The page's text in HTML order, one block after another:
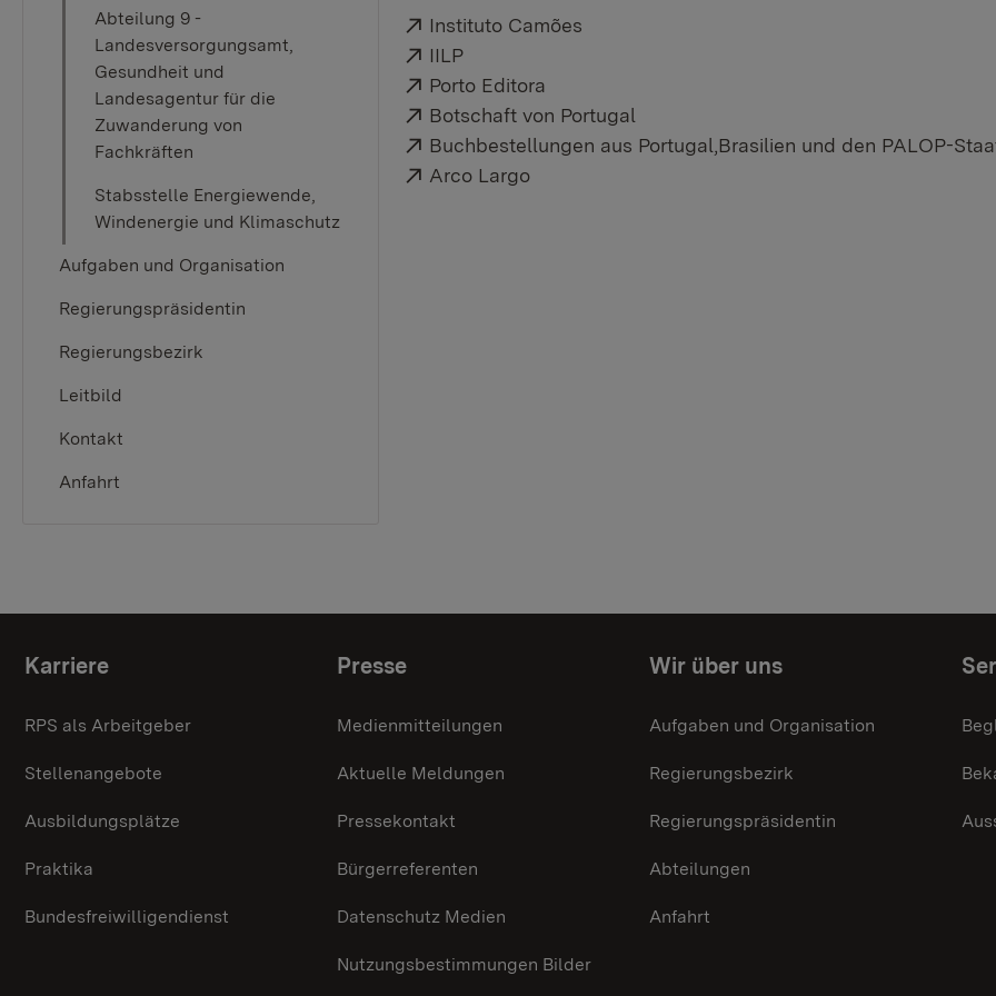
Abteilung 9 -
Landesversorgungsamt,
Gesundheit und
Landesagentur für die
Zuwanderung von
Fachkräften
Stabsstelle Energiewende,
Windenergie und Klimaschutz
Aufgaben und Organisation
Regierungspräsidentin
Regierungsbezirk
Leitbild
Kontakt
Anfahrt
Externer Link:
Instituto Camões
Externer Link:
IILP
Externer Link:
Porto Editora
Externer Link:
Botschaft von Portugal
Externer Link:
Buchbestellungen aus Portugal,Brasilien und den PALOP-
Externer Link:
Arco Largo
Themenübersicht
Karriere
RPS als Arbeitgeber
Stellenangebote
Ausbildungsplätze
Praktika
Bundesfreiwilligendienst
Presse
Medienmitteilungen
Aktuelle Meldungen
Pressekontakt
Bürgerreferenten
Datenschutz Medien
Nutzungsbestimmungen Bilder
Wir über uns
Aufgaben und Organisation
Regierungsbezirk
Regierungspräsidentin
Abteilungen
Anfahrt